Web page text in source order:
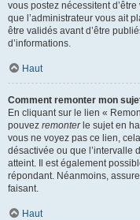
vous postez nécessitent
que l’administrateur vous ait
être validés avant d’être
d’informations.
Haut
Comment remonter mon
En cliquant sur le lien «
pouvez remonterle sujet en
vous ne voyez pas ce lien,
désactivée ou que l’intervalle
atteint. Il est également
répondant. Néanmoins,
faisant.
Haut